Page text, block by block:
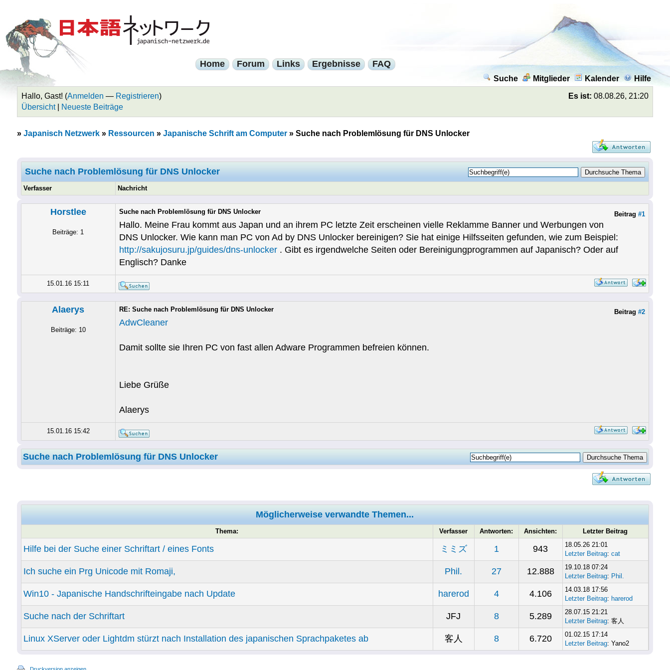
Home Forum Links Ergebnisse FAQ
Suche Mitglieder Kalender Hilfe
Es ist: 08.08.26, 21:20
Hallo, Gast! (Anmelden — Registrieren)
Übersicht| Neueste Beiträge
» Japanisch Netzwerk» Ressourcen » Japanische Schrift am Computer» Suche nach Problemlösung für DNS Unlocker
Suche nach Problemlösung für DNS Unlocker
Verfasser Nachricht
Horstlee
Beiträge: 1
Beitrag #1
Suche nach Problemlösung für DNS Unlocker
Hallo. Meine Frau kommt aus Japan und an ihrem PC letzte Zeit erscheinen vielle Reklamme Banner und Werbungen von
DNS Unlocker. Wie kann man PC von Ad by DNS Unlocker bereinigen? Sie hat einige Hilfsseiten gefunden, wie zum Beispiel:
http://sakujosuru.jp/guides/dns-unlocker. Gibt es irgendwelche Seiten oder Bereinigungprogrammen auf Japanisch? Oder auf
Englisch? Danke
15.01.16 15:11
Alaerys
Beiträge: 10
Beitrag #2
RE: Suche nach Problemlösung für DNS Unlocker
AdwCleaner
Damit sollte sie Ihren PC von fast allen Adware Programmen befreien können.
Liebe Grüße
Alaerys
15.01.16 15:42
Suche nach Problemlösung für DNS Unlocker
Möglicherweise verwandte Themen...
Thema: Verfasser Antworten: Ansichten: Letzter Beitrag
Hilfe bei der Suche einer Schriftart / eines Fonts ミミズ 1 943
18.05.26 21:01
Letzter Beitrag: cat
Ich suche ein Prg Unicode mit Romaji, Phil. 27 12.888
19.10.18 07:24
Letzter Beitrag: Phil.
Win10 - Japanische Handschrifteingabe nach Update harerod 4 4.106
14.03.18 17:56
Letzter Beitrag: harerod
Suche nach der Schriftart JFJ 8 5.289
28.07.15 21:21
Letzter Beitrag: 客人
Linux XServer oder Lightdm stürzt nach Installation des japanischen Sprachpaketes ab 客人 8 6.720
01.02.15 17:14
Letzter Beitrag: Yano2